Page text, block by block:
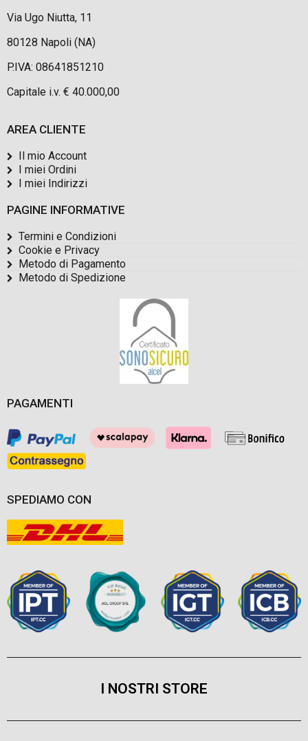
Via Ugo Niutta, 11
80128 Napoli (NA)
P.IVA: 08641851210
Capitale i.v. € 40.000,00
AREA CLIENTE
Il mio Account
I miei Ordini
I miei Indirizzi
PAGINE INFORMATIVE
Termini e Condizioni
Cookie e Privacy
Metodo di Pagamento
Metodo di Spedizione
PAGAMENTI
SPEDIAMO CON
I NOSTRI STORE